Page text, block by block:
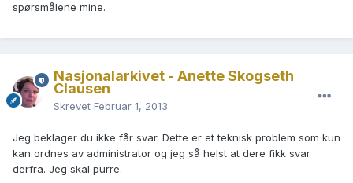
spørsmålene mine.
Nasjonalarkivet - Anette Skogseth
Clausen
Skrevet Februar 1, 2013
Jeg beklager du ikke får svar. Dette er et teknisk problem som kun
kan ordnes av administrator og jeg så helst at dere fikk svar
derfra. Jeg skal purre.